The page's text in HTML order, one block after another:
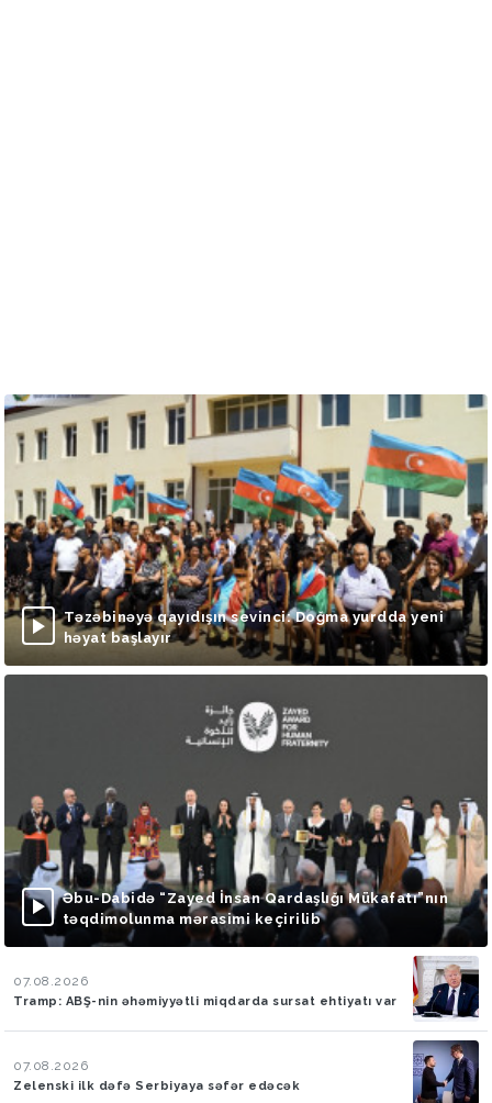
Təzəbinəyə qayıdışın sevinci: Doğma yurdda yeni
həyat başlayır
Əbu-Dabidə “Zayed İnsan Qardaşlığı Mükafatı”nın
təqdimolunma mərasimi keçirilib
07.08.2026
Tramp: ABŞ-nin əhəmiyyətli miqdarda sursat ehtiyatı var
07.08.2026
Zelenski ilk dəfə Serbiyaya səfər edəcək